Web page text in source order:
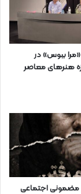
ببوس» در
هنرهای معاصر
مضمونی اجتماعی